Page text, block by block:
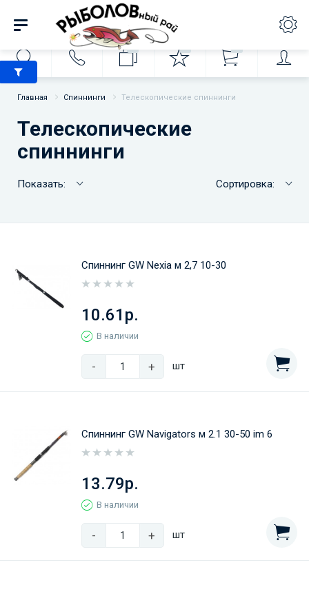
Главная Спиннинги Телескопические спиннинги
Телескопические
спиннинги
Показать: Сортировка:
Спиннинг GW Nexia м 2,7 10-30
10.61р.
В наличии
- + шт
Спиннинг GW Navigators м 2.1 30-50 im 6
13.79р.
В наличии
- + шт